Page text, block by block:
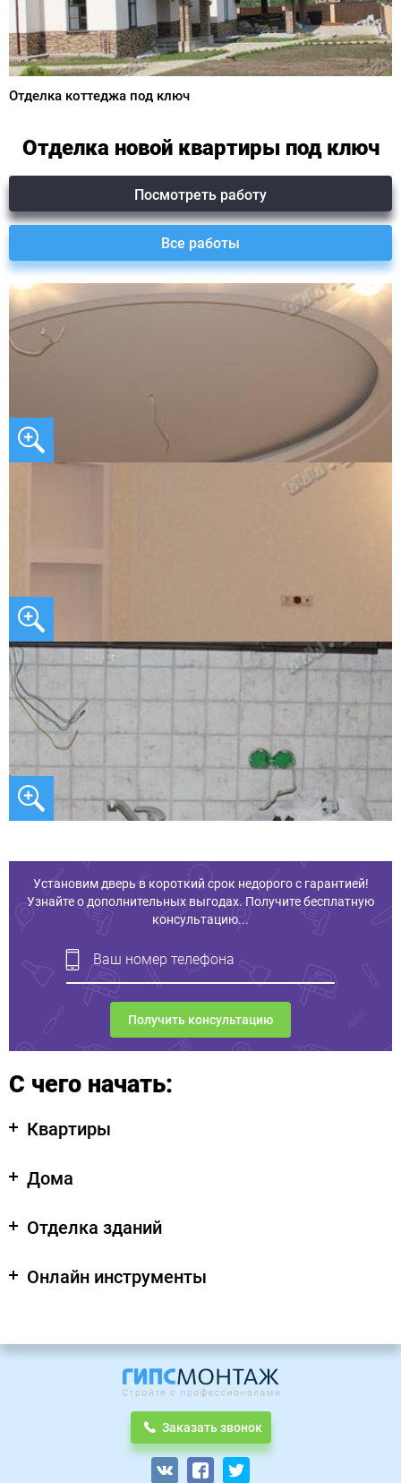
Отделка коттеджа под ключ
Отделка новой квартиры под ключ
Посмотреть работу
Все работы
Установим дверь в короткий срок недорого с гарантией!
Узнайте о дополнительных выгодах. Получите бесплатную
консультацию...
С чего начать:
Квартиры
Дома
Отделка зданий
Онлайн инструменты
Заказать звонок